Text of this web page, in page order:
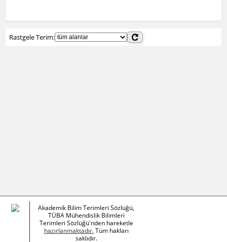
Rastgele Terim:
Akademik Bilim Terimleri Sözlüğü,
TÜBA Mühendislik Bilimleri
Terimleri Sözlüğü'nden hareketle
hazırlanmaktadır.Tüm hakları
saklıdır.